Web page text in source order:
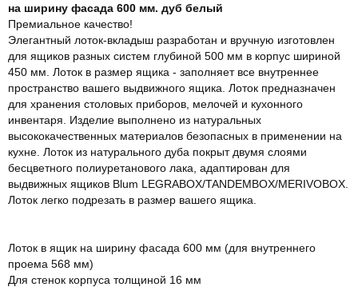
на ширину фасада 600 мм. дуб белый
Премиальное качество!
Элегантный лоток-вкладыш разработан и вручную изготовлен
для ящиков разных систем глубиной 500 мм в корпус шириной
450 мм. Лоток в размер ящика - заполняет все внутреннее
пространство вашего выдвижного ящика. Лоток предназначен
для хранения столовых приборов, мелочей и кухонного
инвентаря. Изделие выполнено из натуральных
высококачественных материалов безопасных в применении на
кухне. Лоток из натурального дуба покрыт двумя слоями
бесцветного полиуретанового лака, адаптирован для
выдвижных ящиков Blum LEGRABOX/TANDEMBOX/MERIVOBOX.
Лоток легко подрезать в размер вашего ящика.
Лоток в ящик на ширину фасада 600 мм (для внутреннего
проема 568 мм)
Для стенок корпуса толщиной 16 мм